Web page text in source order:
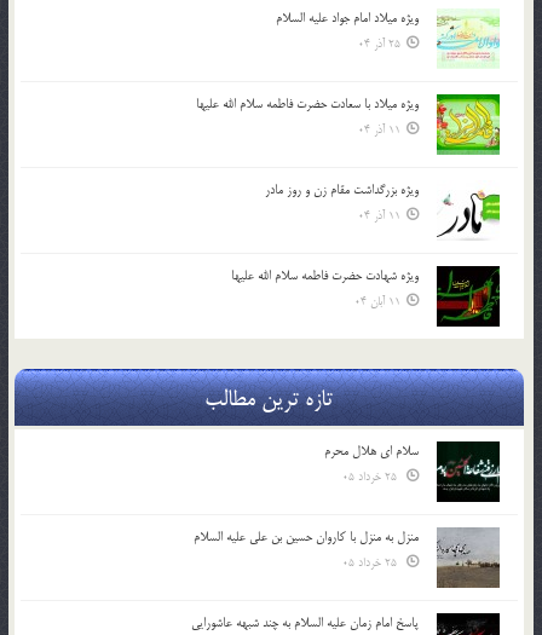
ویژه میلاد امام جواد علیه السلام
25 آذر 04
ویژه میلاد با سعادت حضرت فاطمه سلام الله علیها
11 آذر 04
ویژه بزرگداشت مقام زن و روز مادر
11 آذر 04
ویژه شهادت حضرت فاطمه سلام الله علیها
11 آبان 04
تازه ترین مطالب
سلام ای هلال محرم
منزل به منزل با کاروان حسین بن علی علیه السلام
پاسخ امام زمان علیه السلام به چند شبهه عاشورایی